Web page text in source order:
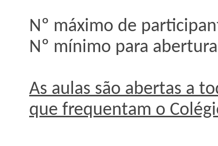
Nº máximo de
Nº mínimo para
As aulas são abertas a
que frequentam o